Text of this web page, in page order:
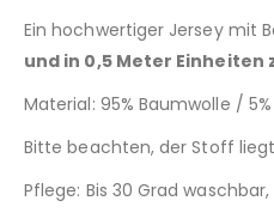
Ein hochwertiger Jersey mit
und in 0,5 Meter
Material: 95% Baumwolle /
Bitte beachten, der Stoff
Pflege: Bis 30 Grad